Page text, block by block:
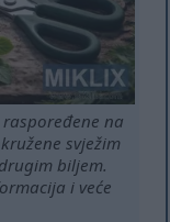
na
svježim
biljem.
i veće